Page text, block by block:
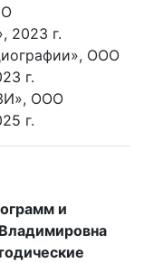
2023 г.
ООО
г.
ООО
г.
и